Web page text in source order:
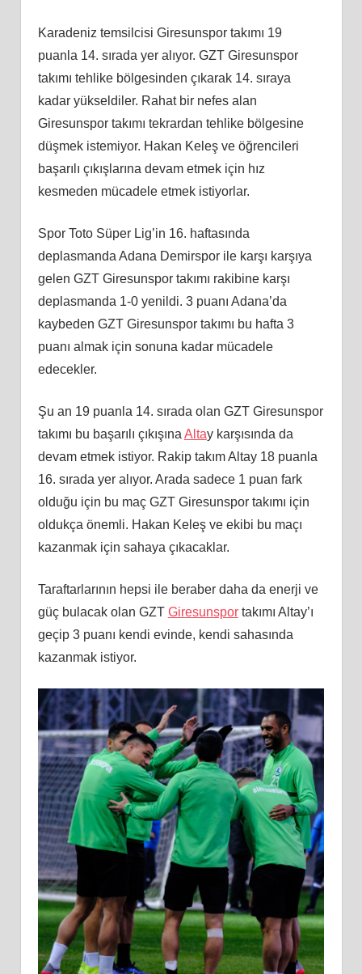
Karadeniz temsilcisi Giresunspor takımı 19
puanla 14. sırada yer alıyor. GZT Giresunspor
takımı tehlike bölgesinden çıkarak 14. sıraya
kadar yükseldiler. Rahat bir nefes alan
Giresunspor takımı tekrardan tehlike bölgesine
düşmek istemiyor. Hakan Keleş ve öğrencileri
başarılı çıkışlarına devam etmek için hız
kesmeden mücadele etmek istiyorlar.
Spor Toto Süper Lig’in 16. haftasında
deplasmanda Adana Demirspor ile karşı karşıya
gelen GZT Giresunspor takımı rakibine karşı
deplasmanda 1-0 yenildi. 3 puanı Adana’da
kaybeden GZT Giresunspor takımı bu hafta 3
puanı almak için sonuna kadar mücadele
edecekler.
Şu an 19 puanla 14. sırada olan GZT Giresunspor
takımı bu başarılı çıkışına Altay karşısında da
devam etmek istiyor. Rakip takım Altay 18 puanla
16. sırada yer alıyor. Arada sadece 1 puan fark
olduğu için bu maç GZT Giresunspor takımı için
oldukça önemli. Hakan Keleş ve ekibi bu maçı
kazanmak için sahaya çıkacaklar.
Taraftarlarının hepsi ile beraber daha da enerji ve
güç bulacak olan GZT Giresunsportakımı Altay’ı
geçip 3 puanı kendi evinde, kendi sahasında
kazanmak istiyor.